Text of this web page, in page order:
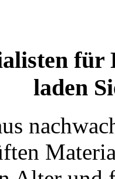
laden